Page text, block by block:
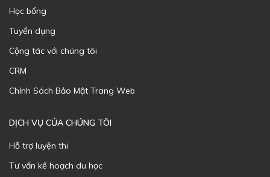
Học bổng
Tuyển dụng
Cộng tác với chúng tôi
CRM
Chính Sách Bảo Mật Trang Web
DỊCH VỤ CỦA CHÚNG TÔI
Hỗ trợ luyện thi
Tư vấn kế hoạch du học